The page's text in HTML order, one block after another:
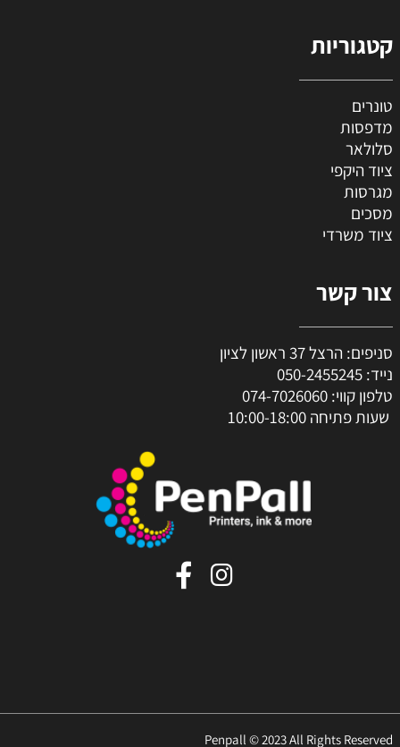
קטגוריות
טונרים
מדפסות
סלולאר
ציוד היקפי
מגרסות
מסכים
ציוד משרדי
צור קשר
סניפים: הרצל 37 ראשון לציון
נייד: 050-2455245
טלפון קווי: 074-7026060
שעות פתיחה 10:00-18:00
Penpall © 2023 All Rights Reserved